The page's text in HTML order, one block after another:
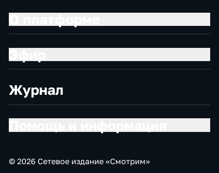
Журнал
© 2026 Сетевое издание «Смотрим»